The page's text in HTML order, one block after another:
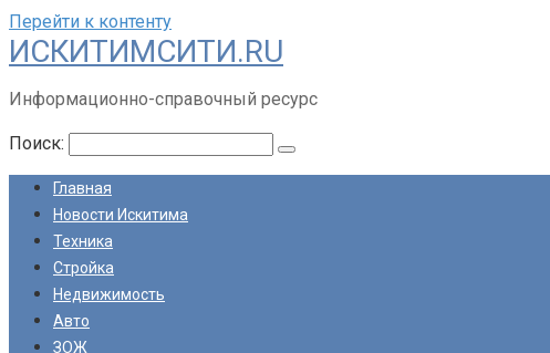
Перейти к контенту
ИСКИТИМСИТИ.RU
Информационно-справочный ресурс
Поиск:
Главная
Новости Искитима
Техника
Стройка
Недвижимость
Авто
ЗОЖ